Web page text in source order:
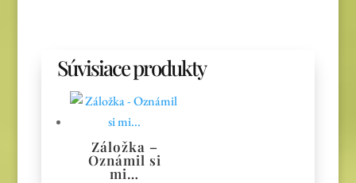
Súvisiace produkty
Záložka –
Oznámil si
mi…